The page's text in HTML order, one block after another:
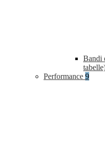
Bandi
Performance 9